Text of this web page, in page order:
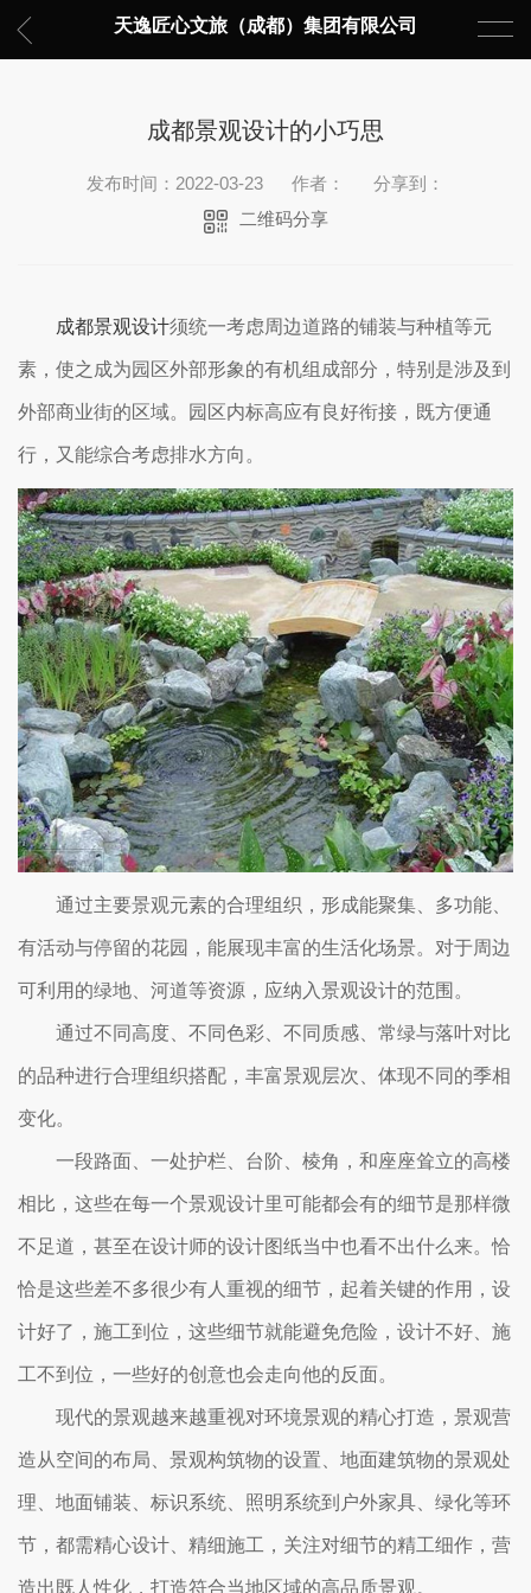
天逸匠心文旅（成都）集团有限公司
成都景观设计的小巧思
发布时间：2022-03-23 作者：
分享到：
二维码分享
成都景观设计须统一考虑周边道路的铺装与种植等元
素，使之成为园区外部形象的有机组成部分，特别是涉及到
外部商业街的区域。园区内标高应有良好衔接，既方便通
行，又能综合考虑排水方向。
通过主要景观元素的合理组织，形成能聚集、多功能、
有活动与停留的花园，能展现丰富的生活化场景。对于周边
可利用的绿地、河道等资源，应纳入景观设计的范围。
通过不同高度、不同色彩、不同质感、常绿与落叶对比
的品种进行合理组织搭配，丰富景观层次、体现不同的季相
变化。
一段路面、一处护栏、台阶、棱角，和座座耸立的高楼
相比，这些在每一个景观设计里可能都会有的细节是那样微
不足道，甚至在设计师的设计图纸当中也看不出什么来。恰
恰是这些差不多很少有人重视的细节，起着关键的作用，设
计好了，施工到位，这些细节就能避免危险，设计不好、施
工不到位，一些好的创意也会走向他的反面。
现代的景观越来越重视对环境景观的精心打造，景观营
造从空间的布局、景观构筑物的设置、地面建筑物的景观处
理、地面铺装、标识系统、照明系统到户外家具、绿化等环
节，都需精心设计、精细施工，关注对细节的精工细作，营
造出既人性化，打造符合当地区域的高品质景观。